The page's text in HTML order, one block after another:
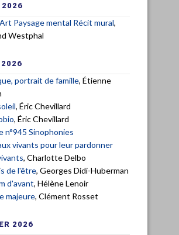
2026
Paysage mental Récit mural,
Westphal
2026
portrait de famille, Étienne
, Éric Chevillard
, Éric Chevillard
n°945 Sinophonies
vivants pour leur pardonner
, Charlotte Delbo
de l'être, Georges Didi-Huberman
d'avant, Hélène Lenoir
majeure, Clément Rosset
2026